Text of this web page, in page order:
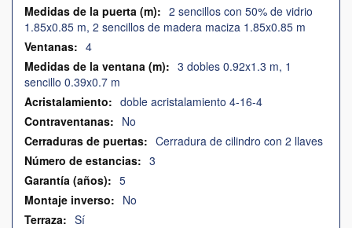
2 sencillos con 50% de vidrio
1.85x0.85 m, 2 sencillos de madera maciza 1.85x0.85 m
4
3 dobles 0.92x1.3 m, 1
sencillo 0.39x0.7 m
doble acristalamiento 4-16-4
No
Cerradura de cilindro con 2 llaves
3
5
No
Sí